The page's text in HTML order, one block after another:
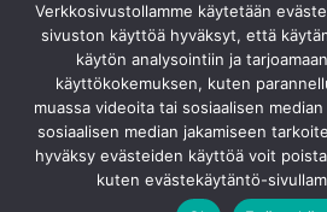
} Ma 10:30–18:30
Ti suljettu
Ke–pe 10:00–18:00
Verkkosivustollamme käytetään
sivuston käyttöä hyväksyt, että
käytön analysointiin ja
käyttökokemuksen, kuten
muassa videoita tai sosiaalisen
sosiaalisen median jakamiseen
hyväksy evästeiden käyttöä voit
kuten evästekäytäntö-